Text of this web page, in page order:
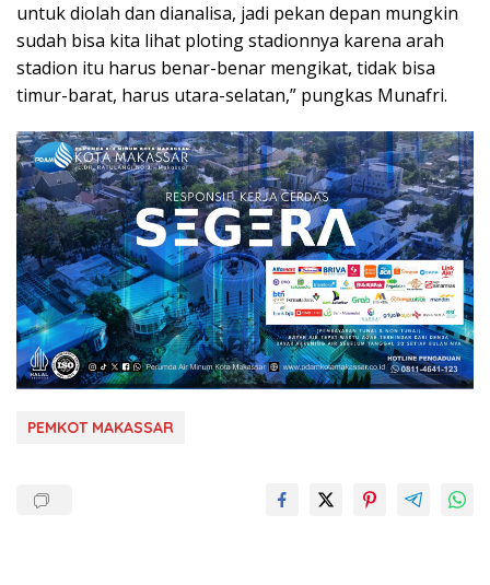
untuk diolah dan dianalisa, jadi pekan depan mungkin
sudah bisa kita lihat ploting stadionnya karena arah
stadion itu harus benar-benar mengikat, tidak bisa
timur-barat, harus utara-selatan,” pungkas Munafri.
PEMKOT MAKASSAR